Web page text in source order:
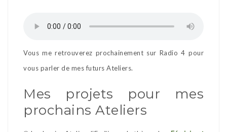
Vous me retrouverez prochainement sur Radio 4 pour
vous parler de mes futurs Ateliers.
Mes projets pour mes
prochains Ateliers